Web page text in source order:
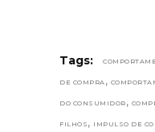
Tags:
DE COMPRA ,
DO CONSUMIDOR ,
FILHOS , IMPULSO DE